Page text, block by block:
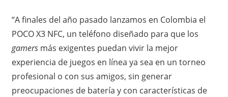
“A finales del año pasado lanzamos en Colombia el
POCO X3 NFC, un teléfono diseñado para que los
gamersmás exigentes puedan vivir la mejor
experiencia de juegos en línea ya sea en un torneo
profesional o con sus amigos, sin generar
preocupaciones de batería y con características de